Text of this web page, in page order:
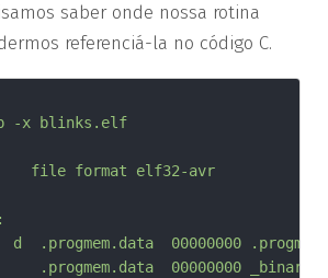
saber onde nossa rotina
referenciá-la no código C.
-x blinks.elf
file format elf32-avr
l    d  .progmem.data	00000000
g       .progmem.data